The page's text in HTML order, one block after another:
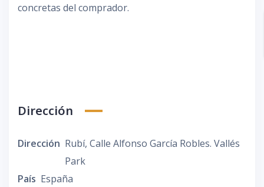
concretas del comprador.
Dirección
Dirección Rubí, Calle Alfonso García Robles. Vallés
Park
País España